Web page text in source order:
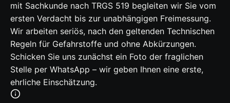
mit Sachkunde nach TRGS 519 begleiten wir Sie vom
ersten Verdacht bis zur unabhängigen Freimessung.
Wir arbeiten seriös, nach den geltenden Technischen
Regeln für Gefahrstoffe und ohne Abkürzungen.
Schicken Sie uns zunächst ein Foto der fraglichen
Stelle per WhatsApp – wir geben Ihnen eine erste,
ehrliche Einschätzung.